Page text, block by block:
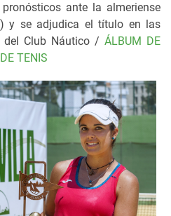
ante la almeriense
y se adjudica el título en las
Club Náutico / ÁLBUM DE
TENIS